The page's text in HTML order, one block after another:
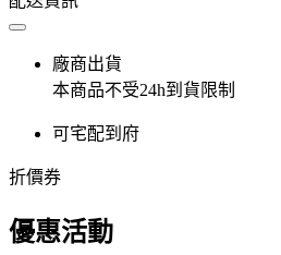
廠商出貨
本商品不受24h到貨限制
可宅配到府
折價券
優惠活動